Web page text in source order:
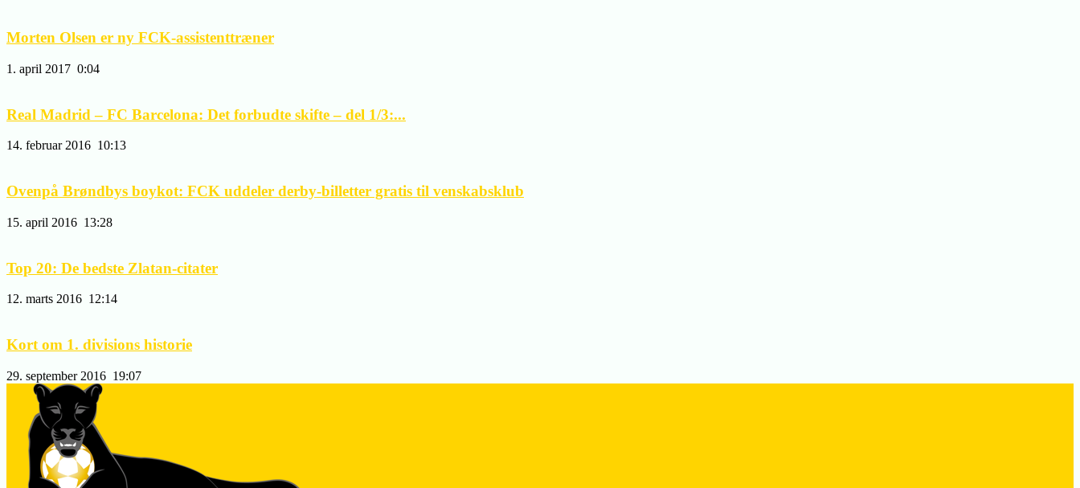
Morten Olsen er ny FCK-assistenttræner
1. april 2017 0:04
Real Madrid – FC Barcelona: Det forbudte skifte – del 1/3:...
14. februar 2016 10:13
Ovenpå Brøndbys boykot: FCK uddeler derby-billetter gratis til venskabsklub
15. april 2016 13:28
Top 20: De bedste Zlatan-citater
12. marts 2016 12:14
Kort om 1. divisions historie
29. september 2016 19:07